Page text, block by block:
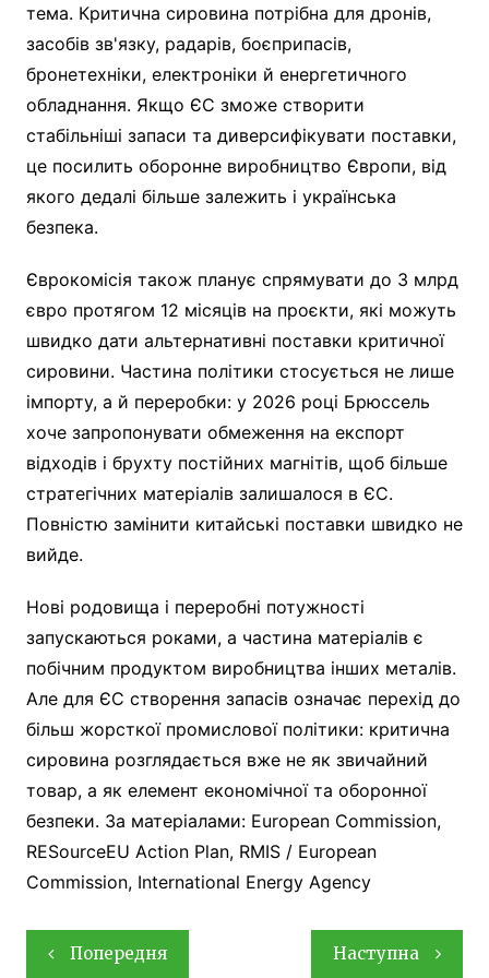
тема. Критична сировина потрібна для дронів,
засобів зв'язку, радарів, боєприпасів,
бронетехніки, електроніки й енергетичного
обладнання. Якщо ЄС зможе створити
стабільніші запаси та диверсифікувати поставки,
це посилить оборонне виробництво Європи, від
якого дедалі більше залежить і українська
безпека.
Єврокомісія також планує спрямувати до 3 млрд
євро протягом 12 місяців на проєкти, які можуть
швидко дати альтернативні поставки критичної
сировини. Частина політики стосується не лише
імпорту, а й переробки: у 2026 році Брюссель
хоче запропонувати обмеження на експорт
відходів і брухту постійних магнітів, щоб більше
стратегічних матеріалів залишалося в ЄС.
Повністю замінити китайські поставки швидко не
вийде.
Нові родовища і переробні потужності
запускаються роками, а частина матеріалів є
побічним продуктом виробництва інших металів.
Але для ЄС створення запасів означає перехід до
більш жорсткої промислової політики: критична
сировина розглядається вже не як звичайний
товар, а як елемент економічної та оборонної
безпеки. За матеріалами: European Commission,
RESourceEU Action Plan, RMIS / European
Commission, International Energy Agency
Навігація
Попередня Наступна